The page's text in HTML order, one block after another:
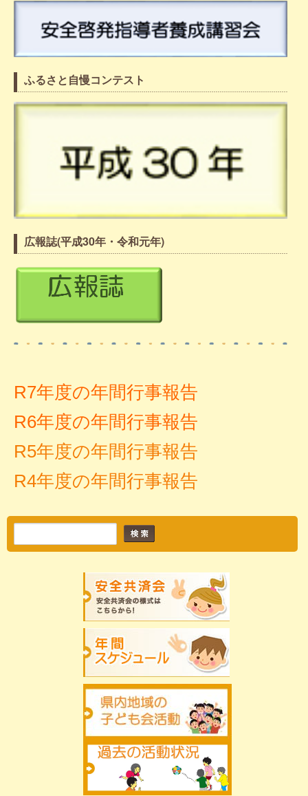
ふるさと自慢コンテスト
広報誌(平成30年・令和元年)
R7年度の年間行事報告
R6年度の年間行事報告
R5年度の年間行事報告
R4年度の年間行事報告